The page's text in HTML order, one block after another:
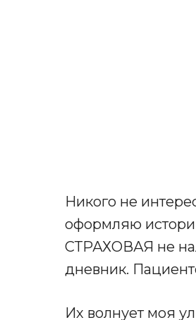
Никого не
оформляю
СТРАХОВАЯ не
дневник.
Их волнует моя